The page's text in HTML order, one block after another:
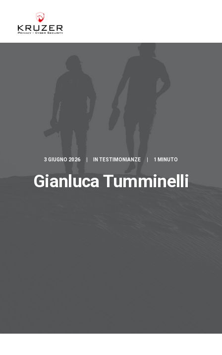
ACCEDI
3 GIUGNO 2026 IN TESTIMONIANZE 1 MINUTO
Gianluca Tumminelli